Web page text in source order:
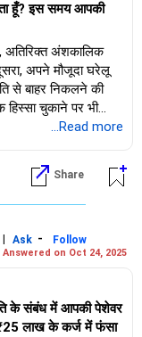
हैं।
वित्तीय तनाव और
कर सकते हैं।
रहने पर विचार करें।
आपकी
अतिरिक्त अंशकालिक
अपने मौजूदा घरेलू
से बाहर निकलने की
चुकाने पर भी
बढ़ाकर अन्य लेनदारों के
लेनदारों से भी संपर्क
वित्तीय स्थिरता
पूरी तरह आपका है।
...Read more
Share
| Ask -
Follow
Answered on Oct 24, 2025
के संबंध में आपकी पेशेवर
₹25 लाख के कर्ज में फंसा